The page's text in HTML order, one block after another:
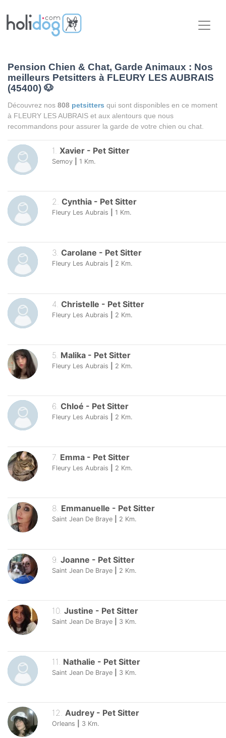
Pension Chien & Chat, Garde Animaux : Nos
meilleurs Petsitters à FLEURY LES AUBRAIS
(45400) 🐶
Découvrez nos 808 petsitters qui sont disponibles en ce moment
à FLEURY LES AUBRAIS et aux alentours que nous
recommandons pour assurer la garde de votre chien ou chat.
1. Xavier - Pet Sitter
Semoy 1 Km.
2. Cynthia - Pet Sitter
Fleury Les Aubrais 1 Km.
3. Carolane - Pet Sitter
Fleury Les Aubrais 2 Km.
4 Christelle - Pet Sitter
Fleury Les Aubrais 2 Km.
5 Malika - Pet Sitter
Fleury Les Aubrais 2 Km.
6. Chloé - Pet Sitter
Fleury Les Aubrais 2 Km.
7. Emma - Pet Sitter
Fleury Les Aubrais 2 Km.
8. Emmanuelle - Pet Sitter
Saint Jean De Braye 2 Km.
9 Joanne - Pet Sitter
Saint Jean De Braye 2 Km.
10. Justine - Pet Sitter
Saint Jean De Braye 3 Km.
11 Nathalie - Pet Sitter
Saint Jean De Braye 3 Km.
12. Audrey - Pet Sitter
Orleans 3 Km.